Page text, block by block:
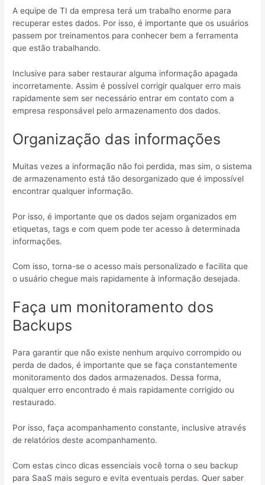
A equipe de TI da empresa terá um trabalho enorme para
recuperar estes dados. Por isso, é importante que os usuários
passem por treinamentos para conhecer bem a ferramenta
que estão trabalhando.
Inclusive para saber restaurar alguma informação apagada
incorretamente. Assim é possível corrigir qualquer erro mais
rapidamente sem ser necessário entrar em contato com a
empresa responsável pelo armazenamento dos dados.
Organização das informações
Muitas vezes a informação não foi perdida, mas sim, o sistema
de armazenamento está tão desorganizado que é impossível
encontrar qualquer informação.
Por isso, é importante que os dados sejam organizados em
etiquetas, tags e com quem pode ter acesso à determinada
informações.
Com isso, torna-se o acesso mais personalizado e facilita que
o usuário chegue mais rapidamente à informação desejada.
Faça um monitoramento dos
Backups
Para garantir que não existe nenhum arquivo corrompido ou
perda de dados, é importante que se faça constantemente
monitoramento dos dados armazenados. Dessa forma,
qualquer erro encontrado é mais rapidamente corrigido ou
restaurado.
Por isso, faça acompanhamento constante, inclusive através
de relatórios deste acompanhamento.
Com estas cinco dicas essenciais você torna o seu backup
para SaaS mais seguro e evita eventuais perdas. Quer saber